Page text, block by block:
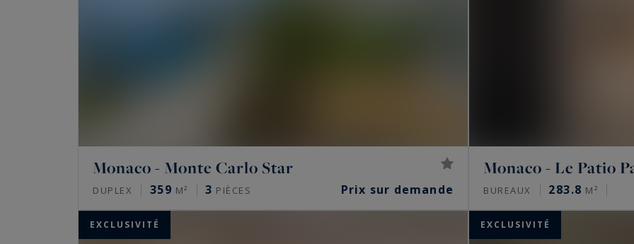
Monaco - Monte Carlo Star
DUPLEX 359 M² 3 PIÈCES Prix sur demande
Monaco - Le Patio
BUREAUX 283.8 M²
EXCLUSIVITÉ EXCLUSIVITÉ